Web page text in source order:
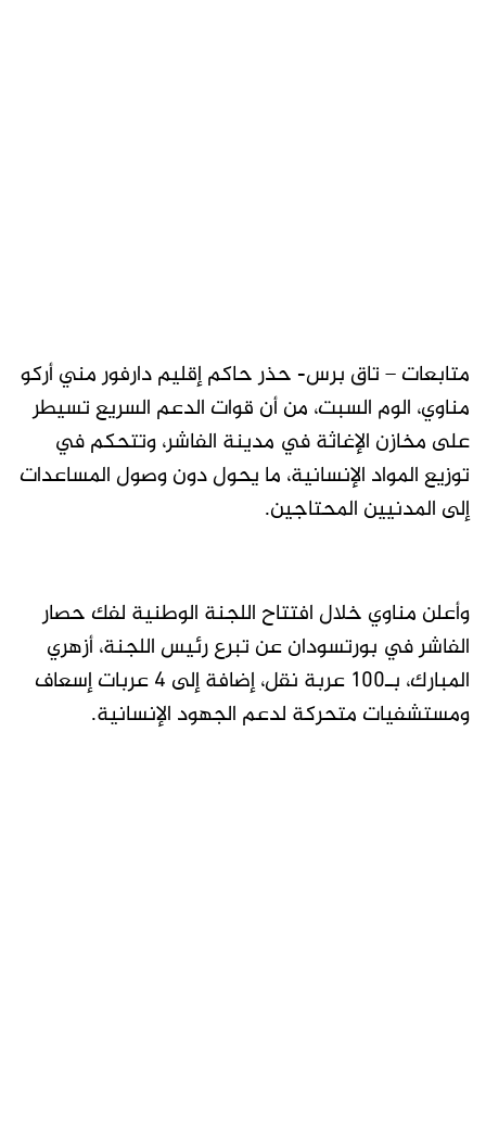
متابعات – تاق برس- حذر حاكم إقليم دارفور مني أركو
مناوي، الوم السبت، من أن قوات الدعم السريع تسيطر
على مخازن الإغاثة في مدينة الفاشر، وتتحكم في
توزيع المواد الإنسانية، ما يحول دون وصول المساعدات
إلى المدنيين المحتاجين.
وأعلن مناوي خلال افتتاح اللجنة الوطنية لفك حصار
الفاشر في بورتسودان عن تبرع رئيس اللجنة، أزهري
المبارك، بـ100 عربة نقل، إضافة إلى 4 عربات إسعاف
ومستشفيات متحركة لدعم الجهود الإنسانية.